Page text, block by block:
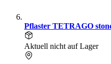
Pflaster TETRAGO
Aktuell nicht auf Lager